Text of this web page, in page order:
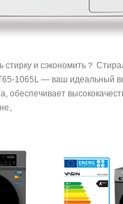
стирку и сэкономить？
1065L — ваш идеальный
обеспечивает
。